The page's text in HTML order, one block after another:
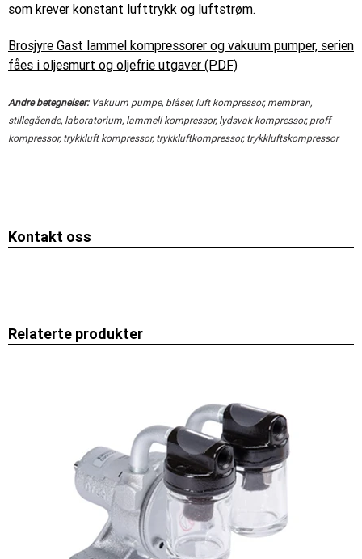
som krever konstant lufttrykk og luftstrøm.
Brosjyre Gast lammel kompressorer og vakuum pumper, serien
fåes i oljesmurt og oljefrie utgaver (PDF)
Andre betegnelser:Vakuum pumpe, blåser, luft kompressor, membran,
stillegående, laboratorium, lammell kompressor, lydsvak kompressor, proff
kompressor, trykkluft kompressor, trykkluftkompressor, trykkluftskompressor
Kontakt oss
Relaterte produkter